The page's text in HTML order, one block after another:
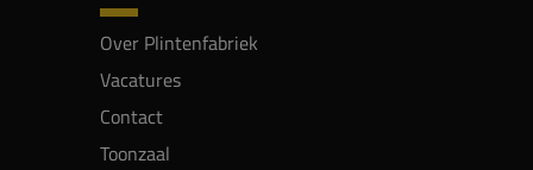
Over Plintenfabriek
Vacatures
Contact
Toonzaal